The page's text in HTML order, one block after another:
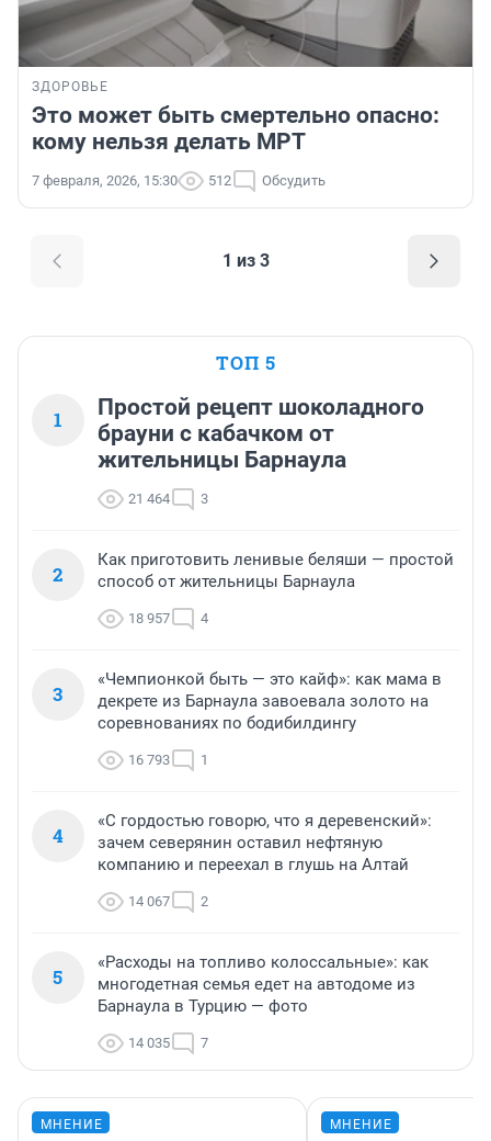
ЗДОРОВЬЕ
Это может быть смертельно опасно:
кому нельзя делать МРТ
7 февраля, 2026, 15:30 512 Обсудить
1 из 3
ТОП 5
1
Простой рецепт шоколадного
брауни с кабачком от
жительницы Барнаула
21 464 3
2
Как приготовить ленивые беляши — простой
способ от жительницы Барнаула
18 957 4
3
«Чемпионкой быть — это кайф»: как мама в
декрете из Барнаула завоевала золото на
соревнованиях по бодибилдингу
16 793 1
4
«С гордостью говорю, что я деревенский»:
зачем северянин оставил нефтяную
компанию и переехал в глушь на Алтай
14 067 2
5
«Расходы на топливо колоссальные»: как
многодетная семья едет на автодоме из
Барнаула в Турцию — фото
14 035 7
МНЕНИЕ МНЕНИЕ